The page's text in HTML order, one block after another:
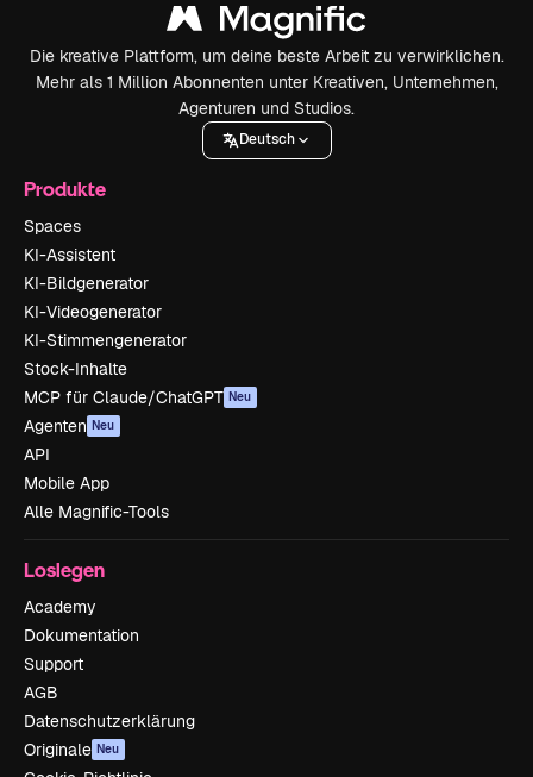
Die kreative Plattform, um deine beste Arbeit zu verwirklichen.
Mehr als 1 Million Abonnenten unter Kreativen, Unternehmen,
Agenturen und Studios.
Deutsch
Produkte
Spaces
KI-Assistent
KI-Bildgenerator
KI-Videogenerator
KI-Stimmengenerator
Stock-Inhalte
MCP für Claude/ChatGPT Neu
Agenten Neu
API
Mobile App
Alle Magnific-Tools
Loslegen
Academy
Dokumentation
Support
AGB
Datenschutzerklärung
Originale Neu